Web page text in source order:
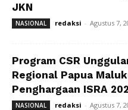
JKN
NASIONAL redaksi - Agustus 7,
Program CSR
Regional Papua
Penghargaan ISRA
NASIONAL redaksi - Agustus 7,